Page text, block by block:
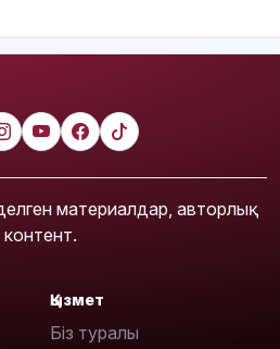
материалдар, авторлық
контент.
Қызмет
Біз туралы